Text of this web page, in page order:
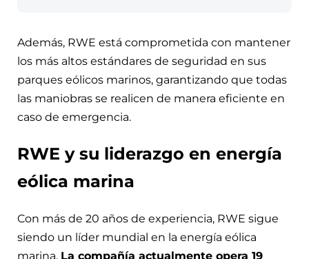
Además, RWE está comprometida con mantener
los más altos estándares de seguridad en sus
parques eólicos marinos, garantizando que todas
las maniobras se realicen de manera eficiente en
caso de emergencia.
RWE y su liderazgo en energía
eólica marina
Con más de 20 años de experiencia, RWE sigue
siendo un líder mundial en la energía eólica
marina. La compañía actualmente opera 19